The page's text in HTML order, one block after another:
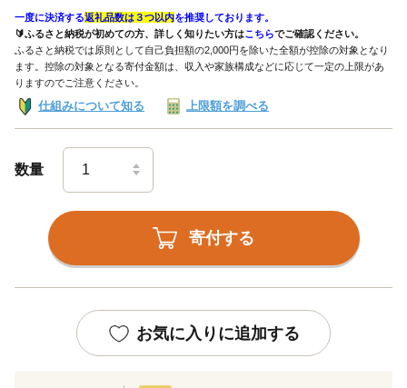
一度に決済する返礼品数は３つ以内を推奨しております。
🔰ふるさと納税が初めての方、詳しく知りたい方はこちらでご確認ください。
ふるさと納税では原則として自己負担額の2,000円を除いた全額が控除の対象となり
ます。控除の対象となる寄付金額は、収入や家族構成などに応じて一定の上限があ
りますのでご注意ください。
仕組みについて知る 上限額を調べる
数量
寄付する
お気に入りに追加する